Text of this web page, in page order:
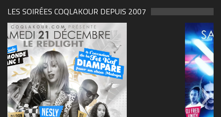
LES SOIRÉES COQLAKOUR DEPUIS 2007